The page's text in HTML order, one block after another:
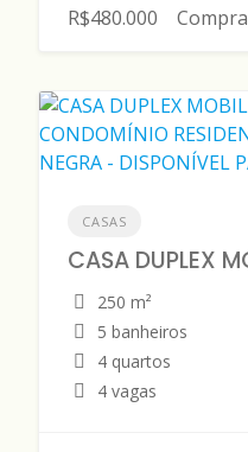
R$480.000 Compra
CASAS
250 m²
5 banheiros
4 quartos
4 vagas